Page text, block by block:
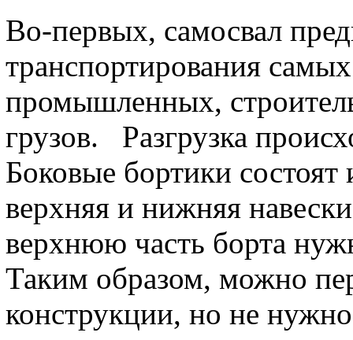
Во-первых, самосвал
транспортирования
промышленных,
грузов. Разгрузка
Боковые бортики состоят
верхняя и нижняя
верхнюю часть борта
Таким образом, можно
конструкции, но не